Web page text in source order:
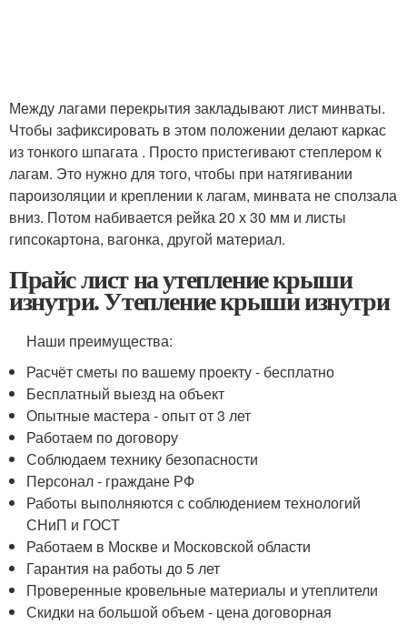
Между лагами перекрытия закладывают лист минваты.
Чтобы зафиксировать в этом положении делают каркас
из тонкого шпагата . Просто пристегивают степлером к
лагам. Это нужно для того, чтобы при натягивании
пароизоляции и креплении к лагам, минвата не сползала
вниз. Потом набивается рейка 20 х 30 мм и листы
гипсокартона, вагонка, другой материал.
Прайс лист на утепление крыши
изнутри. Утепление крыши изнутри
Наши преимущества:
Расчёт сметы по вашему проекту - бесплатно
Бесплатный выезд на объект
Опытные мастера - опыт от 3 лет
Работаем по договору
Соблюдаем технику безопасности
Персонал - граждане РФ
Работы выполняются с соблюдением технологий
СНиП и ГОСТ
Работаем в Москве и Московской области
Гарантия на работы до 5 лет
Проверенные кровельные материалы и утеплители
Скидки на большой объем - цена договорная